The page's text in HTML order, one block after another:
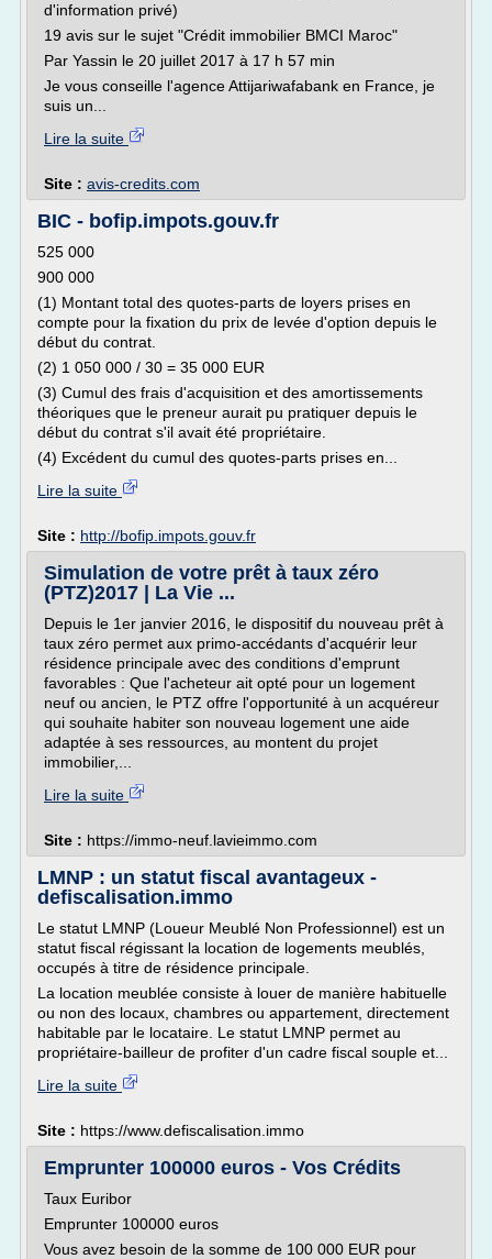
d'information privé)
19 avis sur le sujet "Crédit immobilier BMCI Maroc"
Par Yassin le 20 juillet 2017 à 17 h 57 min
Je vous conseille l'agence Attijariwafabank en France, je
suis un...
Lire la suite
Site : avis-credits.com
BIC - bofip.impots.gouv.fr
525 000
900 000
(1) Montant total des quotes-parts de loyers prises en
compte pour la fixation du prix de levée d'option depuis le
début du contrat.
(2) 1 050 000 / 30 = 35 000 EUR
(3) Cumul des frais d'acquisition et des amortissements
théoriques que le preneur aurait pu pratiquer depuis le
début du contrat s'il avait été propriétaire.
(4) Excédent du cumul des quotes-parts prises en...
Lire la suite
Site : http://bofip.impots.gouv.fr
Simulation de votre prêt à taux zéro
(PTZ)2017 | La Vie ...
Depuis le 1er janvier 2016, le dispositif du nouveau prêt à
taux zéro permet aux primo-accédants d'acquérir leur
résidence principale avec des conditions d'emprunt
favorables : Que l'acheteur ait opté pour un logement
neuf ou ancien, le PTZ offre l'opportunité à un acquéreur
qui souhaite habiter son nouveau logement une aide
adaptée à ses ressources, au montent du projet
immobilier,...
Lire la suite
Site : https://immo-neuf.lavieimmo.com
LMNP : un statut fiscal avantageux -
defiscalisation.immo
Le statut LMNP (Loueur Meublé Non Professionnel) est un
statut fiscal régissant la location de logements meublés,
occupés à titre de résidence principale.
La location meublée consiste à louer de manière habituelle
ou non des locaux, chambres ou appartement, directement
habitable par le locataire. Le statut LMNP permet au
propriétaire-bailleur de profiter d'un cadre fiscal souple et...
Lire la suite
Site : https://www.defiscalisation.immo
Emprunter 100000 euros - Vos Crédits
Taux Euribor
Emprunter 100000 euros
Vous avez besoin de la somme de 100 000 EUR pour